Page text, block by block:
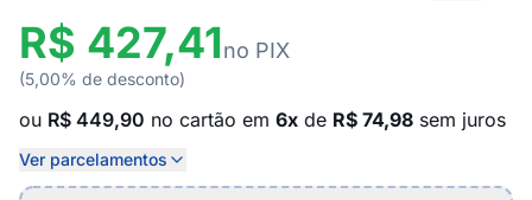
R$ 427,41no PIX
(5,00% de desconto)
ou R$ 449,90 no cartão em 6x de R$ 74,98 sem juros
Ver parcelamentos